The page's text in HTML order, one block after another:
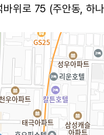
위로 75 (주안동, 하